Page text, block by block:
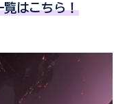
覧はこちら！